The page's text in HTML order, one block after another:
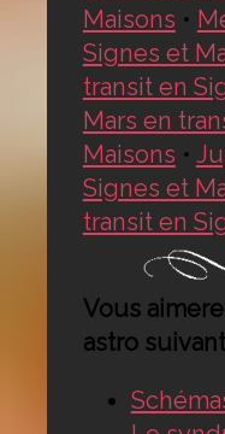
Maisons •
Signes et
transit en
Mars en
Maisons •
Signes et
transit en
Vous
astro